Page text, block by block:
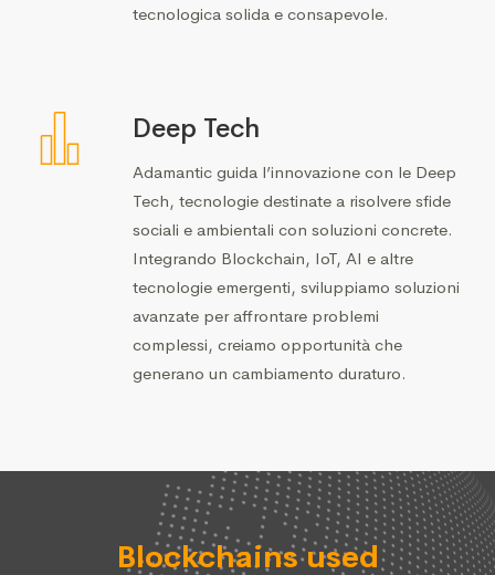
tecnologica solida e consapevole.
Deep Tech
Adamantic guida l’innovazione con le Deep
Tech, tecnologie destinate a risolvere sfide
sociali e ambientali con soluzioni concrete.
Integrando Blockchain, IoT, AI e altre
tecnologie emergenti, sviluppiamo soluzioni
avanzate per affrontare problemi
complessi, creiamo opportunità che
generano un cambiamento duraturo.
Blockchains used